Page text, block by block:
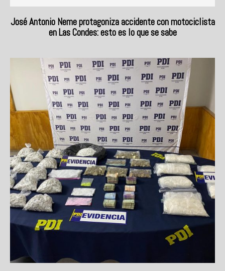
José Antonio Neme protagoniza accidente con motociclista
en Las Condes: esto es lo que se sabe